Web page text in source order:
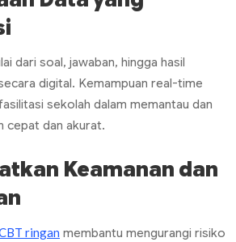
dari soal, jawaban, hingga hasil
digital. Kemampuan real-time
sekolah dalam memantau dan
cepat dan akurat.
Keamanan dan
ringan membantu mengurangi risiko